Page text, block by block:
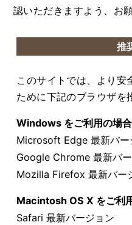
認いただきますよう、お
推
このサイトでは、より安
ために下記のブラウザを
Windows をご利用の場合
Microsoft Edge 最新バー
Google Chrome 最新バ
Mozilla Firefox 最新バー
Macintosh OS X をご利
Safari 最新バージョン